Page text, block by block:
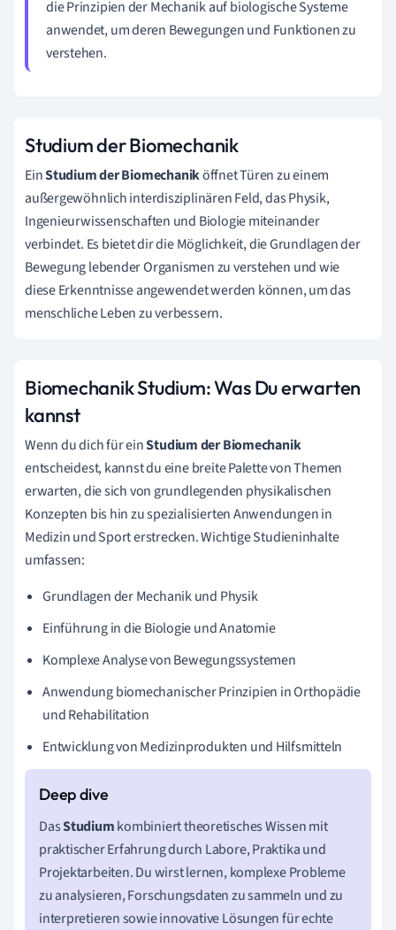
die Prinzipien der Mechanik auf biologische Systeme
anwendet, um deren Bewegungen und Funktionen zu
verstehen.
Studium der Biomechanik
EinStudium der Biomechaniköffnet Türen zu einem
außergewöhnlich interdisziplinären Feld, das Physik,
Ingenieurwissenschaften und Biologie miteinander
verbindet. Es bietet dir die Möglichkeit, die Grundlagen der
Bewegung lebender Organismen zu verstehen und wie
diese Erkenntnisse angewendet werden können, um das
menschliche Leben zu verbessern.
Biomechanik Studium: Was Du erwarten
kannst
Wenn du dich für einStudium der Biomechanik
entscheidest, kannst du eine breite Palette von Themen
erwarten, die sich von grundlegenden physikalischen
Konzepten bis hin zu spezialisierten Anwendungen in
Medizin und Sport erstrecken. Wichtige Studieninhalte
umfassen:
Grundlagen der Mechanik und Physik
Einführung in die Biologie und Anatomie
Komplexe Analyse von Bewegungssystemen
Anwendung biomechanischer Prinzipien in Orthopädie
und Rehabilitation
Entwicklung von Medizinprodukten und Hilfsmitteln
DasStudiumkombiniert theoretisches Wissen mit
praktischer Erfahrung durch Labore, Praktika und
Projektarbeiten. Du wirst lernen, komplexe Probleme
zu analysieren, Forschungsdaten zu sammeln und zu
interpretieren sowie innovative Lösungen für echte